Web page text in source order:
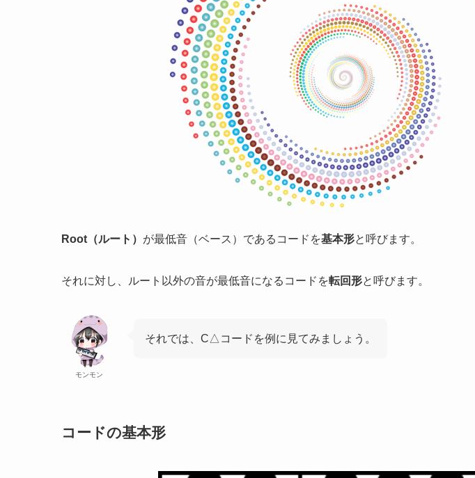
Root（ルート） が最低音（ベース）であるコードを基本形と呼びます。
それに対し、ルート以外の音が最低音になるコードを転回形と呼びます。
モンモン
それでは、C△コードを例に見てみましょう。
コードの基本形